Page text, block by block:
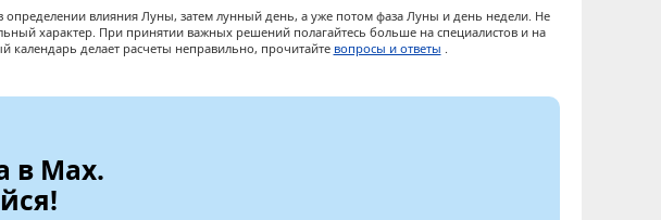
определении влияния Луны, затем лунный день, а уже потом фаза Луны и день недели. Не
характер. При принятии важных решений полагайтесь больше на специалистов и на
календарь делает расчеты неправильно, прочитайте вопросы и ответы .
в Max.